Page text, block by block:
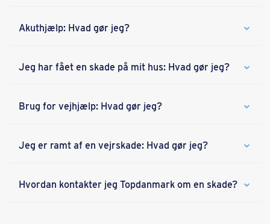
Akuthjælp: Hvad gør jeg?
Jeg har fået en skade på mit hus: Hvad gør jeg?
Brug for vejhjælp: Hvad gør jeg?
Jeg er ramt af en vejrskade: Hvad gør jeg?
Hvordan kontakter jeg Topdanmark om en skade?